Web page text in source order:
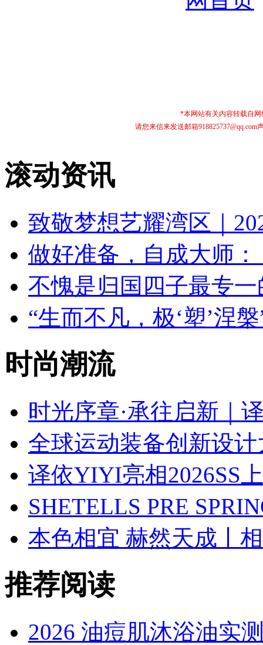
*本网站有关内容转载自
请您来信来发送邮箱
滚动资讯
致敬梦想艺耀湾区｜
做好准备，自成大师
不愧是归国四子最专
“生而不凡，极‘塑’涅
时尚潮流
时光序章·承往启新｜
全球运动装备创新设
译依YIYI亮相2026SS
SHETELLS PRE
本色相宜 赫然天成丨
推荐阅读
2026 油痘肌沐浴油实